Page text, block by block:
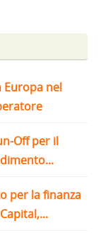
Europa nel
Off per il
per la finanza